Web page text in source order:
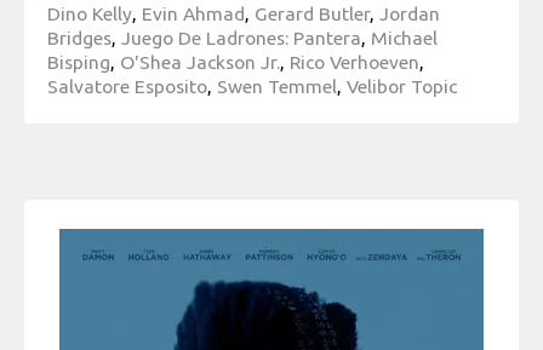
Dino Kelly Evin Ahmad Gerard Butler,
Jordan
Bridges
Juego De Ladrones: Pantera Michael
Bisping O'Shea Jackson Jr. Rico Verhoeven
Salvatore Esposito Swen Temmel Velibor Topic